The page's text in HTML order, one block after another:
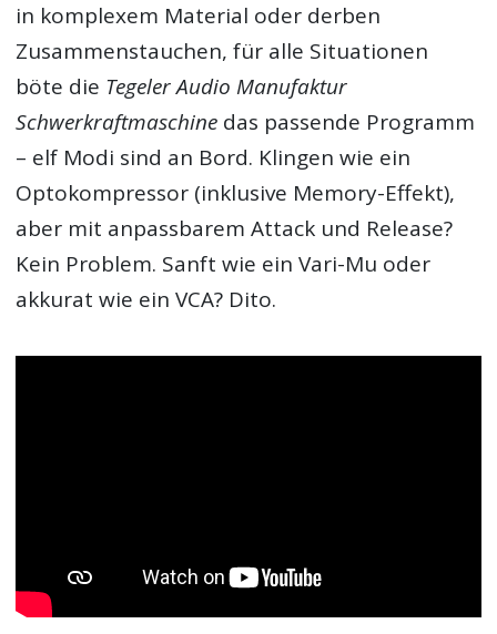
in komplexem Material oder derben
Zusammenstauchen, für alle Situationen
böte die Tegeler Audio Manufaktur
Schwerkraftmaschine das passende Programm
– elf Modi sind an Bord. Klingen wie ein
Optokompressor (inklusive Memory-Effekt),
aber mit anpassbarem Attack und Release?
Kein Problem. Sanft wie ein Vari-Mu oder
akkurat wie ein VCA? Dito.